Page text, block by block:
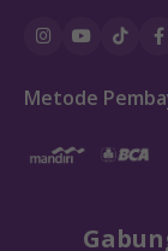
Ketentuan Promosi
Pembayaran
Pengemasan dan
Metode